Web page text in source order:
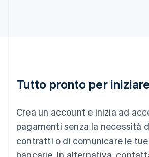
Tutto pronto per
Crea un account e inizia ad
pagamenti senza la necessità
contratti o di comunicare le
Lituania
Lussemburgo
Deutsch English
Malaysia
English 简体中文
Malta